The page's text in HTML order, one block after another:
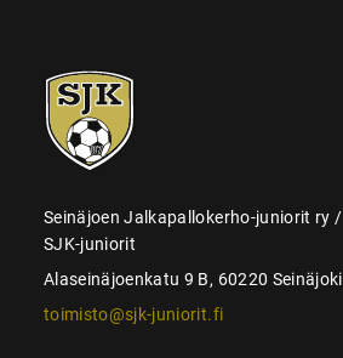
SJK-
juniorit
Seinäjoen Jalkapallokerho-juniorit ry /
SJK-juniorit
Alaseinäjoenkatu 9 B, 60220 Seinäjoki
toimisto@sjk-juniorit.fi